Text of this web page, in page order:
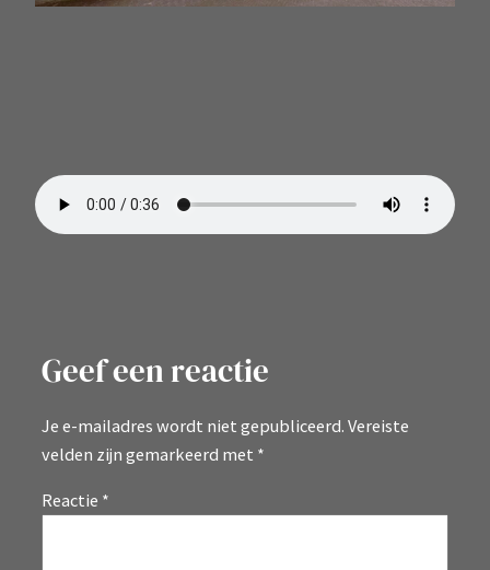
Geef een reactie
Je e-mailadres wordt niet gepubliceerd. Vereiste
velden zijn gemarkeerd met *
Reactie *